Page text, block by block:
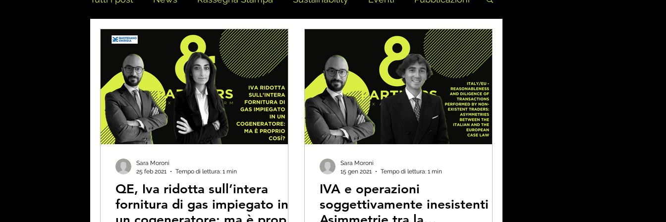
QE, Iva ridotta sull’intera
fornitura di gas impiegato in
Sara Moroni
25 feb 2021
Tempo di lettura: 1 min
IVA e operazioni
soggettivamente inesistenti -
Sara Moroni
15 gen 2021
Tempo di lettura: 1 min